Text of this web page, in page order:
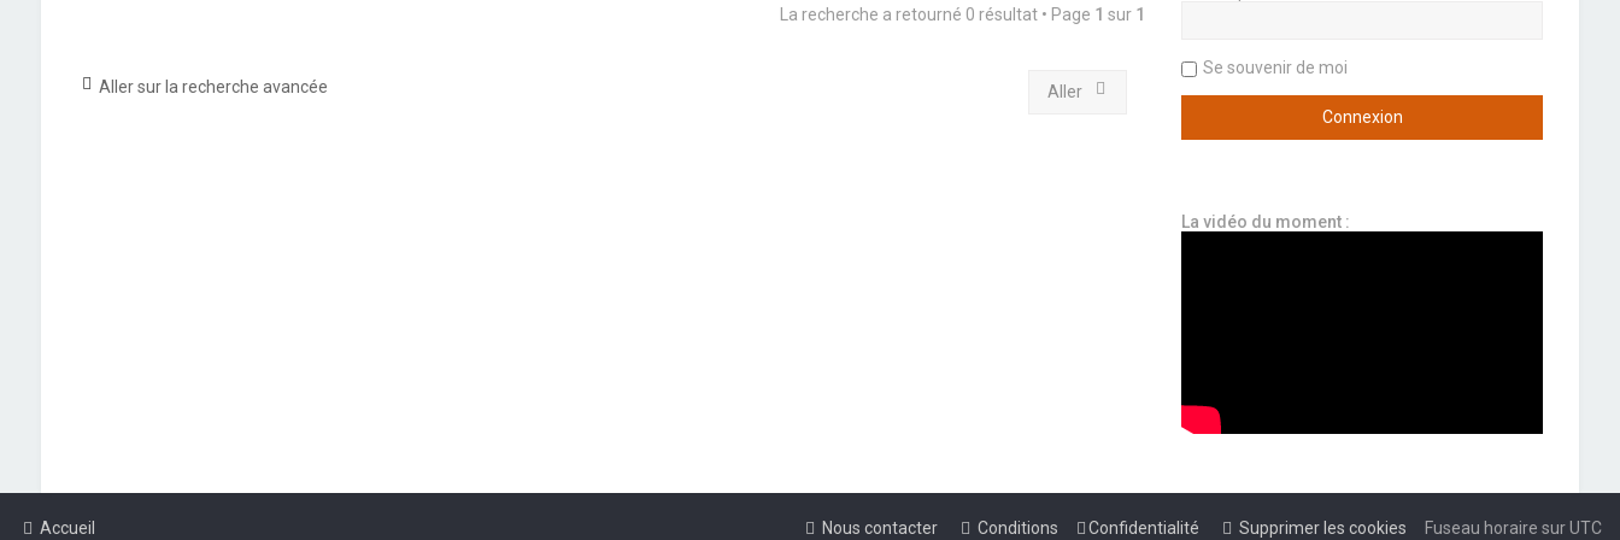
La recherche a retourné 0 résultat • Page 1 sur 1
Aller sur la recherche avancée Aller
Se souvenir de moi
La vidéo du moment :
Accueil Fuseau horaire surUTC
Supprimer les cookies
Confidentialité
Conditions
Nous contacter